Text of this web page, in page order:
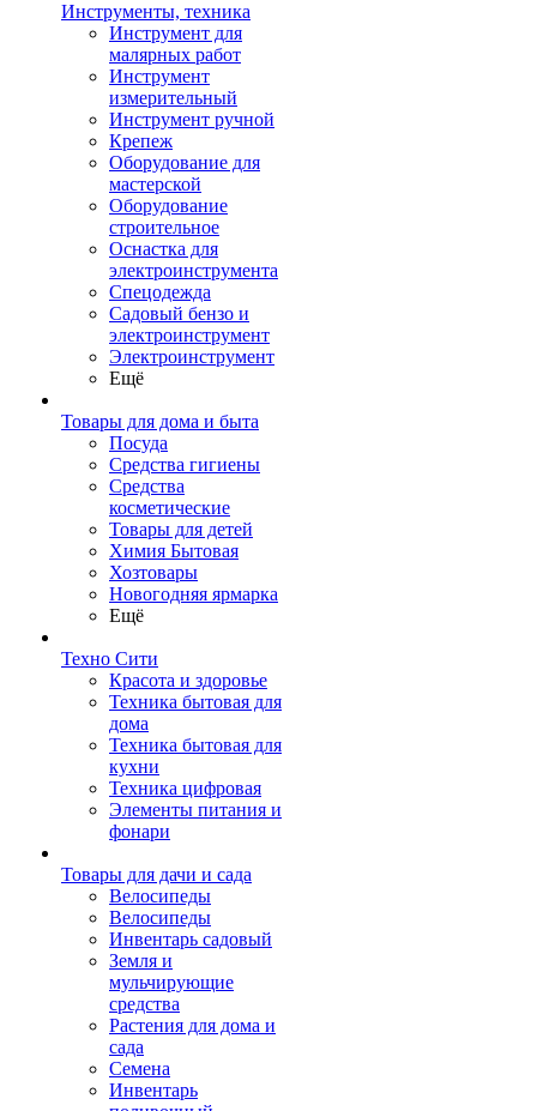
Инструменты, техника
Инструмент для
малярных работ
Инструмент
измерительный
Инструмент ручной
Крепеж
Оборудование для
мастерской
Оборудование
строительное
Оснастка для
электроинструмента
Спецодежда
Садовый бензо и
электроинструмент
Электроинструмент
Ещё
Товары для дома и быта
Посуда
Средства гигиены
Средства
косметические
Товары для детей
Химия Бытовая
Хозтовары
Новогодняя ярмарка
Ещё
Техно Сити
Красота и здоровье
Техника бытовая для
дома
Техника бытовая для
кухни
Техника цифровая
Элементы питания и
фонари
Товары для дачи и сада
Велосипеды
Велосипеды
Инвентарь садовый
Земля и
мульчирующие
средства
Растения для дома и
сада
Семена
Инвентарь